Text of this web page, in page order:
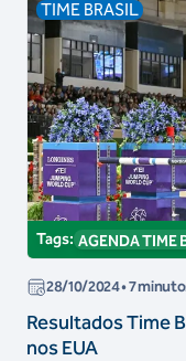
TIME BRASIL
Tags: AGENDA TIME
28/10/2024• 7
Resultados Time
nos EUA